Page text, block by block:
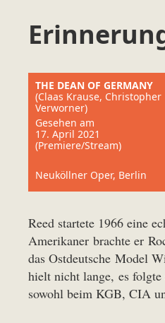
THE DEAN OF GERMANY
(Claas Krause, Christopher
Verworner)
Gesehen am
17. April 2021
(Premiere/Stream)
Neuköllner Oper, Berlin
Reed startete 1966 eine
Amerikaner brachte er
das Ostdeutsche Model
hielt nicht lange, es
sowohl beim KGB, CIA